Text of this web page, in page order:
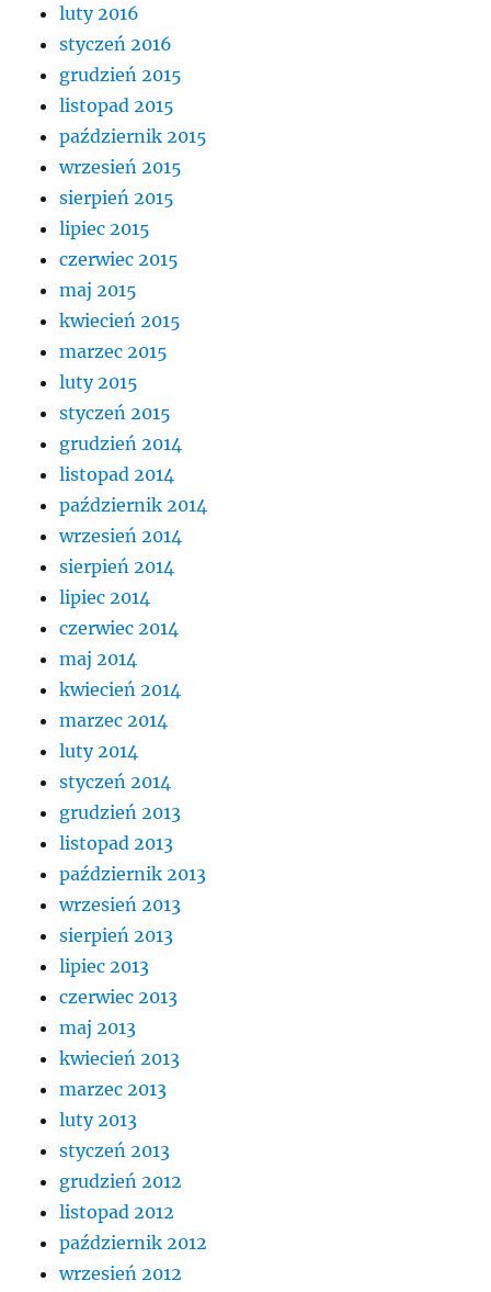
luty 2016
styczeń 2016
grudzień 2015
listopad 2015
październik 2015
wrzesień 2015
sierpień 2015
lipiec 2015
czerwiec 2015
maj 2015
kwiecień 2015
marzec 2015
luty 2015
styczeń 2015
grudzień 2014
listopad 2014
październik 2014
wrzesień 2014
sierpień 2014
lipiec 2014
czerwiec 2014
maj 2014
kwiecień 2014
marzec 2014
luty 2014
styczeń 2014
grudzień 2013
listopad 2013
październik 2013
wrzesień 2013
sierpień 2013
lipiec 2013
czerwiec 2013
maj 2013
kwiecień 2013
marzec 2013
luty 2013
styczeń 2013
grudzień 2012
listopad 2012
październik 2012
wrzesień 2012